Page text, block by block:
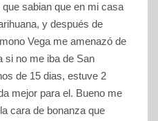
sabian que en mi casa
y después de
Vega me amenazó de
si no me iba de San
de 15 dias, estuve 2
mejor para el. Bueno me
cara de bonanza que